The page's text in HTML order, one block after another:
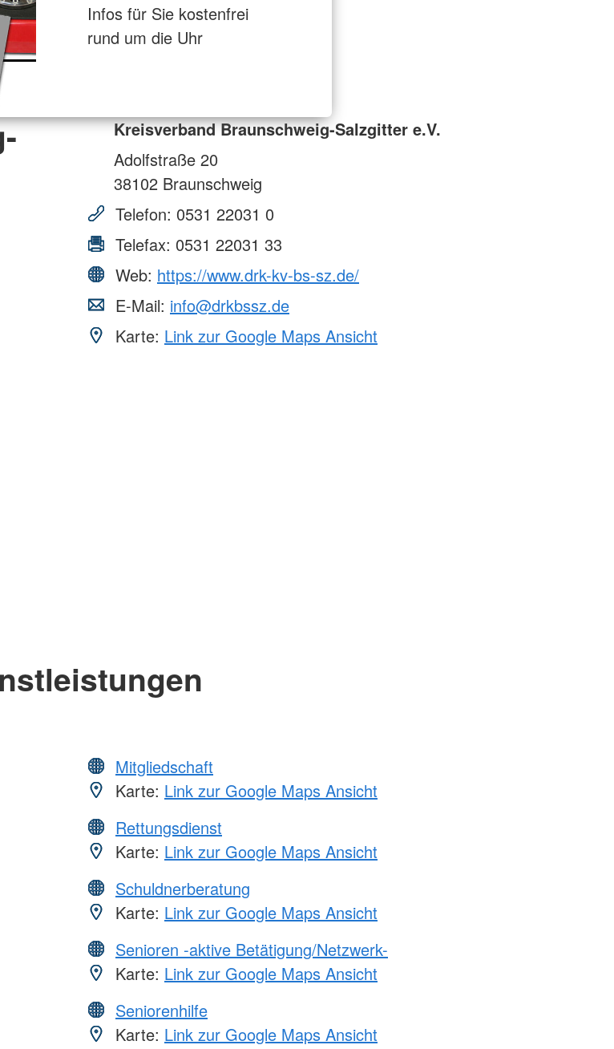
Infos für Sie kostenfrei
rund um die Uhr
Kreisverband Braunschweig-Salzgitter e.V.
Adolfstraße 20
38102 Braunschweig
Telefon: 0531 22031 0
Telefax: 0531 22031 33
Web: https://www.drk-kv-bs-sz.de/
E-Mail: info@drkbssz.de
Karte: Link zur Google Maps Ansicht
Mitgliedschaft
Karte: Link zur Google Maps Ansicht
Rettungsdienst
Karte: Link zur Google Maps Ansicht
Schuldnerberatung
Karte: Link zur Google Maps Ansicht
Senioren -aktive Betätigung/Netzwerk-
Karte: Link zur Google Maps Ansicht
Seniorenhilfe
Karte: Link zur Google Maps Ansicht